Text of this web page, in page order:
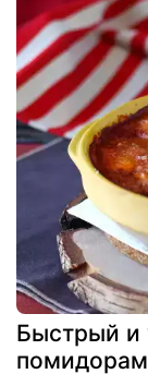
Быстрый и